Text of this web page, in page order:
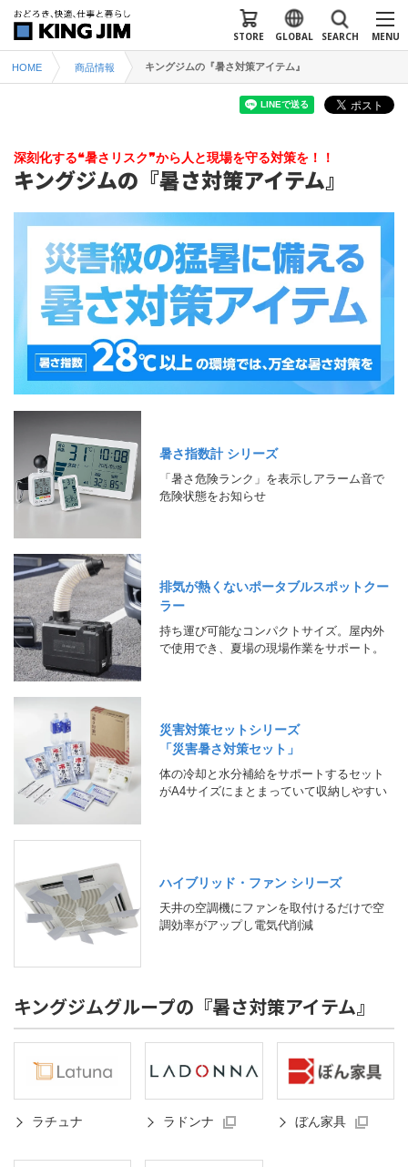
MENU
SEARCH
GLOBAL
STORE
HOME 商品情報 キングジムの『暑さ対策アイテム』
深刻化する❝暑さリスク❞から人と現場を守る対策を！！
キングジムの『暑さ対策アイテム』
暑さ指数計 シリーズ
「暑さ危険ランク」を表示しアラーム音で
危険状態をお知らせ
排気が熱くないポータブルスポットクー
ラー
持ち運び可能なコンパクトサイズ。屋内外
で使用でき、夏場の現場作業をサポート。
災害対策セットシリーズ
「災害暑さ対策セット」
体の冷却と水分補給をサポートするセット
がA4サイズにまとまっていて収納しやすい
ハイブリッド・ファン シリーズ
天井の空調機にファンを取付けるだけで空
調効率がアップし電気代削減
キングジムグループの『暑さ対策アイテム』
ラチュナ ラドンナ ぼん家具